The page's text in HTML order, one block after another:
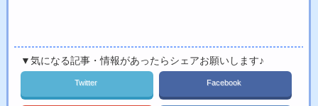
▼気になる記事・情報があったらシェアお願いします♪
Twitter Facebook